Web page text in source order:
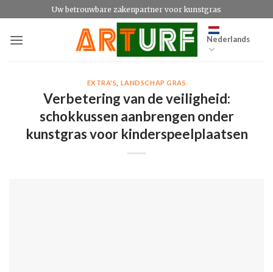
naar
inhoud
Uw betrouwbare zakenpartner voor kunstgras
Nederlands
EXTRA'S LANDSCHAP GRAS
Verbetering van de veiligheid:
schokkussen aanbrengen onder
kunstgras voor kinderspeelplaatsen